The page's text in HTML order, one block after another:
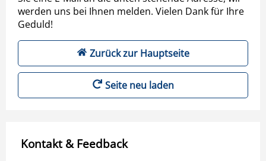
werden uns bei Ihnen melden. Vielen Dank für Ihre
Geduld!
Zurück zur Hauptseite
Seite neu laden
Kontakt & Feedback